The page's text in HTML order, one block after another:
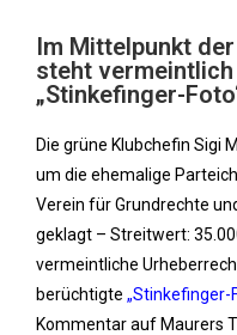
Im Mittelpunkt
steht
„Stinkefinger-
Die grüne Klubchefin Sigi
um die ehemalige
Verein für Grundrechte
geklagt – Streitwert:
vermeintliche
berüchtigte „Stinkefinger-
Kommentar auf Maurers